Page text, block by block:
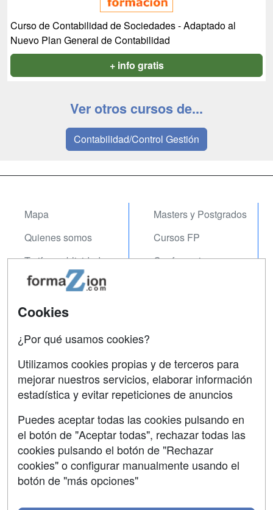
Curso de Contabilidad de Sociedades - Adaptado al
Nuevo Plan General de Contabilidad
+ info gratis
Ver otros cursos de...
Contabilidad/Control Gestión
Mapa
Quienes somos
Tarifas publicidad
Acceso Usuarios
Acceso Centros
Masters y Postgrados
Cursos FP
Conferencias
Contactar
Confidencialidad
Aviso legal
Copyleft
Cookies
¿Por qué usamos cookies?
Utilizamos cookies propias y de terceros para
mejorar nuestros servicios, elaborar información
estadística y evitar repeticiones de anuncios
Puedes aceptar todas las cookies pulsando en
el botón de "Aceptar todas", rechazar todas las
cookies pulsando el botón de "Rechazar
cookies" o configurar manualmente usando el
botón de "más opciones"